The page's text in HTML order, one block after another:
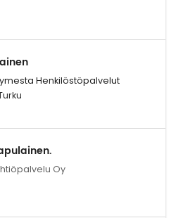
Henkilöstöpalvelut
Oy